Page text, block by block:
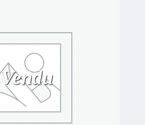
Vendu